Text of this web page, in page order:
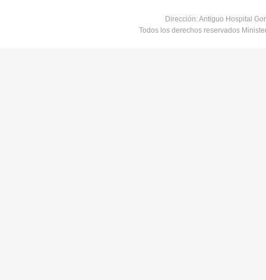
Dirección: Antiguo Hospital
Todos los derechos reservados